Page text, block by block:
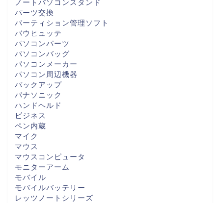
ノートパソコンスタンド
パーツ交換
パーティション管理ソフト
バウヒュッテ
パソコンパーツ
パソコンバッグ
パソコンメーカー
パソコン周辺機器
バックアップ
パナソニック
ハンドヘルド
ビジネス
ペン内蔵
マイク
マウス
マウスコンピュータ
モニターアーム
モバイル
モバイルバッテリー
レッツノートシリーズ